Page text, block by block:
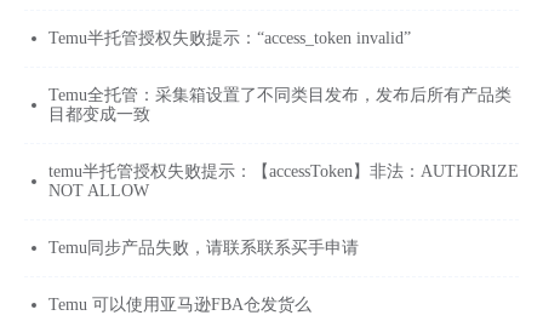
Temu半托管授权失败提示：“access_token invalid”
Temu全托管：采集箱设置了不同类目发布，发布后所有产品类
目都变成一致
temu半托管授权失败提示：【accessToken】非法：AUTHORIZE
NOT ALLOW
Temu同步产品失败，请联系联系买手申请
Temu 可以使用亚马逊FBA仓发货么